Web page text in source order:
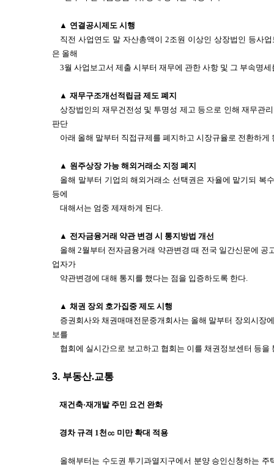
▲ 연결공시제도 시행
직전 사업연도 말 자산총액이 2조원 이상인 상장법인 등사
은 올해
3월 사업보고서 제출 시부터 재무에 관한 사항 및 그 부속명
▲ 재무구조개선적립금 제도 폐지
상장법인의 재무건전성 및 투명성 제고 등으로 인해 재무관
판단
아래 올해 말부터 직접규제를 폐지하고 시장규율로 전환하게
▲ 원주상장 가능 해외거래소 지정 폐지
올해 말부터 기업의 해외거래소 선택권은 자율에 맡기되 복
등에
대해서는 엄중 제재하게 된다.
▲ 전자금융거래 약관 변경 시 통지방법 개선
올해 2월부터 전자금융거래 약관변경 때 전국 일간신문에 공
업자가
약관변경에 대해 통지를 했다는 점을 입증하도록 한다.
▲ 채권 장외 호가집중 제도 시행
증권회사와 채권매매전문중개회사는 올해 말부터 장외시장
보를
협회에 실시간으로 보고하고 협회는 이를 채권정보센터 등을
3. 부동산.교통
재건축·재개발 주민 요건 완화
경차 규격 1천㏄ 미만 확대 적용
올해부터는 수도권 투기과열지구에서 분양 승인신청하는